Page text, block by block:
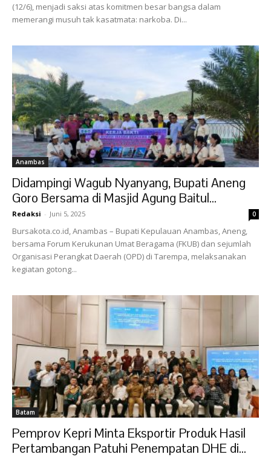
(12/6), menjadi saksi atas komitmen besar bangsa dalam
memerangi musuh tak kasatmata: narkoba. Di...
Anambas
Didampingi Wagub Nyanyang, Bupati Aneng
Goro Bersama di Masjid Agung Baitul...
Redaksi - Juni 5, 2025 0
Bursakota.co.id, Anambas – Bupati Kepulauan Anambas, Aneng,
bersama Forum Kerukunan Umat Beragama (FKUB) dan sejumlah
Organisasi Perangkat Daerah (OPD) di Tarempa, melaksanakan
kegiatan gotong...
Batam
Pemprov Kepri Minta Eksportir Produk Hasil
Pertambangan Patuhi Penempatan DHE di...